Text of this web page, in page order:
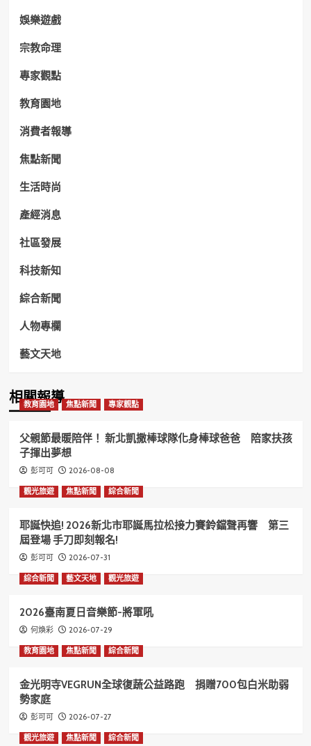
娛樂遊戲
宗教命理
專家觀點
教育園地
消費者報導
焦點新聞
生活時尚
產經消息
社區發展
科技新知
綜合新聞
人物專欄
藝文天地
相關報導
教育園地 焦點新聞 專家觀點
父親節最暖陪伴！ 新北凱撒棒球隊化身棒球爸爸 陪家扶孩
子揮出夢想
彭可可 2026-08-08
觀光旅遊 焦點新聞 綜合新聞
耶誕快追! 2026新北市耶誕馬拉松接力賽鈴鐺聲再響 第三
屆登場 手刀即刻報名!
彭可可 2026-07-31
綜合新聞 藝文天地 觀光旅遊
2026臺南夏日音樂節-將軍吼
何煥彩 2026-07-29
教育園地 焦點新聞 綜合新聞
金光明寺VEGRUN全球復蔬公益路跑 捐贈700包白米助弱
勢家庭
彭可可 2026-07-27
觀光旅遊 焦點新聞 綜合新聞